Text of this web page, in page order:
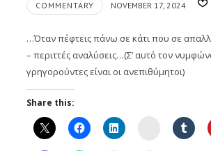
COMMENTARY NOVEMBER 17, 2024
…Όταν πέφτεις πάνω σε κάτι που σε
– περιττές αναλύσεις…(Σ’ αυτό τον
γρηγορούντες είναι οι ανεπιθύμητοι)
Share this:
Instagram